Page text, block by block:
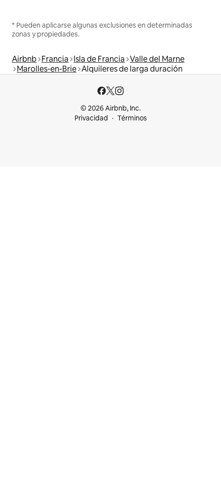
* Pueden aplicarse algunas exclusiones en determinadas
zonas y propiedades.
Airbnb Francia Isla de Francia Valle del Marne
Marolles-en-Brie Alquileres de larga duración
© 2026 Airbnb, Inc.
Privacidad
Términos